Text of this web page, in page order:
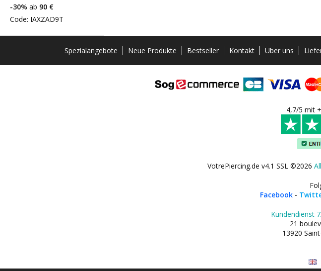
-30% ab 90 €
Code: IAXZAD9T
Spezialangebote Neue Produkte Bestseller Kontakt Über uns
4,7/5 mit
VotrePiercing.de v4.1 SSL ©2026
Facebook -
Kundendienst
21
13920